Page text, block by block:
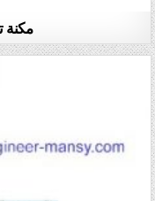
مكنة